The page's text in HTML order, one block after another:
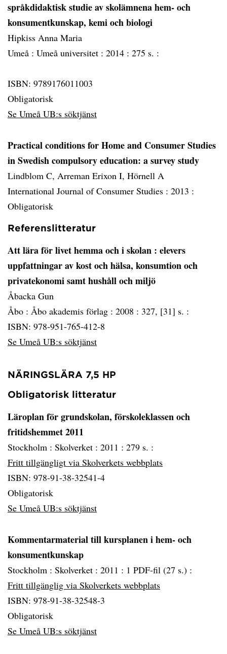
språkdidaktisk studie av skolämnena hem- och
konsumentkunskap, kemi och biologi
Hipkiss Anna Maria
Umeå : Umeå universitet : 2014 : 275 s. :
ISBN: 9789176011003
Obligatorisk
Se Umeå UB:s söktjänst
Practical conditions for Home and Consumer Studies
in Swedish compulsory education: a survey study
Lindblom C, Arreman Erixon I, Hörnell A
International Journal of Consumer Studies : 2013 :
Obligatorisk
Referenslitteratur
Att lära för livet hemma och i skolan : elevers
uppfattningar av kost och hälsa, konsumtion och
privatekonomi samt hushåll och miljö
Åbacka Gun
Åbo : Åbo akademis förlag : 2008 : 327, [31] s. :
ISBN: 978-951-765-412-8
Se Umeå UB:s söktjänst
NÄRINGSLÄRA 7,5 HP
Obligatorisk litteratur
Läroplan för grundskolan, förskoleklassen och
fritidshemmet 2011
Stockholm : Skolverket : 2011 : 279 s. :
Fritt tillgängligt via Skolverkets webbplats
ISBN: 978-91-38-32541-4
Obligatorisk
Se Umeå UB:s söktjänst
Kommentarmaterial till kursplanen i hem- och
konsumentkunskap
Stockholm : Skolverket : 2011 : 1 PDF-fil (27 s.) :
Fritt tillgänglig via Skolverkets webbplats
ISBN: 978-91-38-32548-3
Obligatorisk
Se Umeå UB:s söktjänst